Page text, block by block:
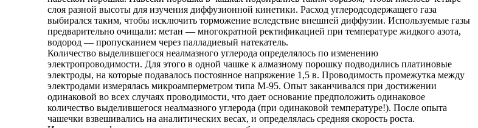
слоя разной высоты для изучения диффузионной кинетики. Расход углеродсодержащего газа
выбирался таким, чтобы исключить торможение вследствие внешней диффузии. Используемые газы
предварительно очищали: метан — многократной ректификацией при температуре жидкого азота,
водород — пропусканием через палладиевый натекатель.
Количество выделившегося неалмазного углерода определялось по изменению
электропроводимости. Для этого в одной чашке к алмазному порошку подводились платиновые
электроды, на которые подавалось постоянное напряжение 1,5 в. Проводимость промежутка между
электродами измерялась микроамперметром типа М-95. Опыт заканчивался при достижении
одинаковой во всех случаях проводимости, что дает основание предположить одинаковое
количество выделившегося неалмазного углерода (при одинаковой температуре!). После опыта
чашечки взвешивались на аналитических весах, и определялась средняя скорость роста.